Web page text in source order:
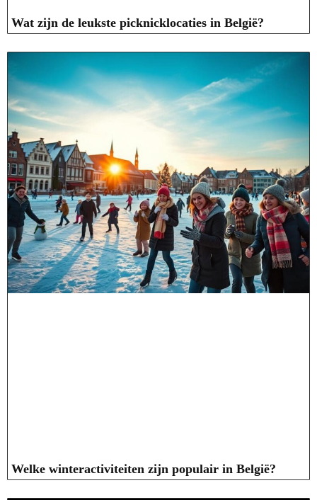
Wat zijn de leukste picknicklocaties in België?
Welke winteractiviteiten zijn populair in België?